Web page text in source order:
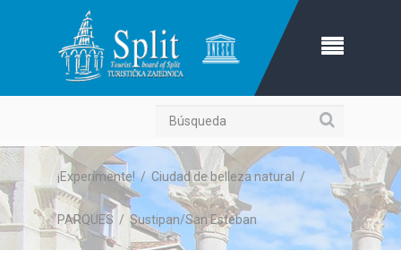
Búsqueda
¡Experimente!/ Ciudad de belleza natural /
PARQUES / Sustipan/San Esteban